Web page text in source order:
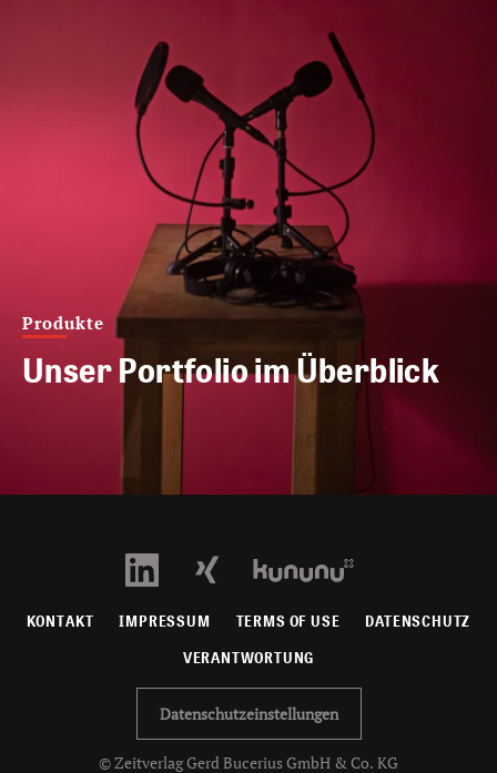
Produkte
Unser Portfolio im Überblick
KONTAKT IMPRESSUM TERMS OF USE DATENSCHUTZ
VERANTWORTUNG
Datenschutzeinstellungen
© Zeitverlag Gerd Bucerius GmbH & Co. KG